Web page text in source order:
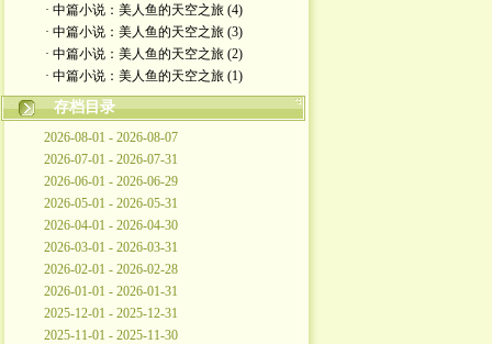
· 中篇小说：美人鱼的天空之旅 (4)
· 中篇小说：美人鱼的天空之旅 (3)
· 中篇小说：美人鱼的天空之旅 (2)
· 中篇小说：美人鱼的天空之旅 (1)
存档目录
2026-08-01 - 2026-08-07
2026-07-01 - 2026-07-31
2026-06-01 - 2026-06-29
2026-05-01 - 2026-05-31
2026-04-01 - 2026-04-30
2026-03-01 - 2026-03-31
2026-02-01 - 2026-02-28
2026-01-01 - 2026-01-31
2025-12-01 - 2025-12-31
2025-11-01 - 2025-11-30